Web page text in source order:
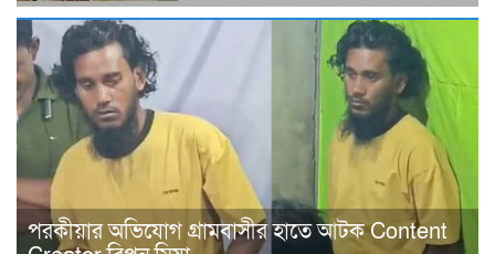
পরকীয়ার অভিযোগ গ্রামবাসীর হাতে আটক Content